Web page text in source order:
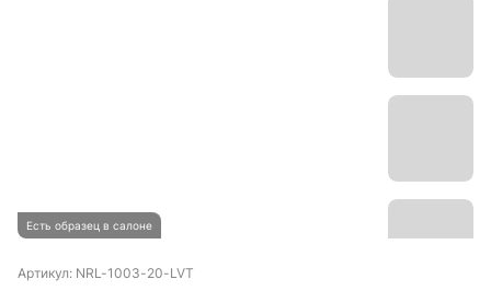
Есть образец в салоне
Артикул: NRL-1003-20-LVT